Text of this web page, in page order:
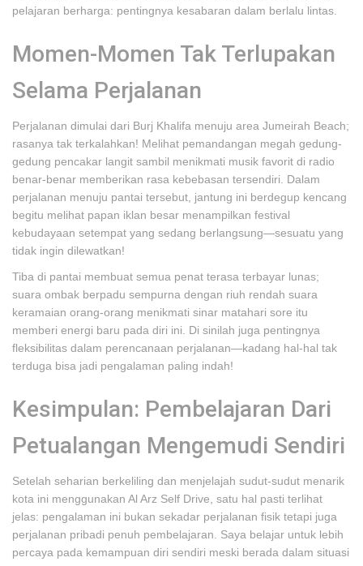
pelajaran berharga: pentingnya kesabaran dalam berlalu lintas.
Momen-Momen Tak Terlupakan
Selama Perjalanan
Perjalanan dimulai dari Burj Khalifa menuju area Jumeirah Beach;
rasanya tak terkalahkan! Melihat pemandangan megah gedung-
gedung pencakar langit sambil menikmati musik favorit di radio
benar-benar memberikan rasa kebebasan tersendiri. Dalam
perjalanan menuju pantai tersebut, jantung ini berdegup kencang
begitu melihat papan iklan besar menampilkan festival
kebudayaan setempat yang sedang berlangsung—sesuatu yang
tidak ingin dilewatkan!
Tiba di pantai membuat semua penat terasa terbayar lunas;
suara ombak berpadu sempurna dengan riuh rendah suara
keramaian orang-orang menikmati sinar matahari sore itu
memberi energi baru pada diri ini. Di sinilah juga pentingnya
fleksibilitas dalam perencanaan perjalanan—kadang hal-hal tak
terduga bisa jadi pengalaman paling indah!
Kesimpulan: Pembelajaran Dari
Petualangan Mengemudi Sendiri
Setelah seharian berkeliling dan menjelajah sudut-sudut menarik
kota ini menggunakan Al Arz Self Drive, satu hal pasti terlihat
jelas: pengalaman ini bukan sekadar perjalanan fisik tetapi juga
perjalanan pribadi penuh pembelajaran. Saya belajar untuk lebih
percaya pada kemampuan diri sendiri meski berada dalam situasi